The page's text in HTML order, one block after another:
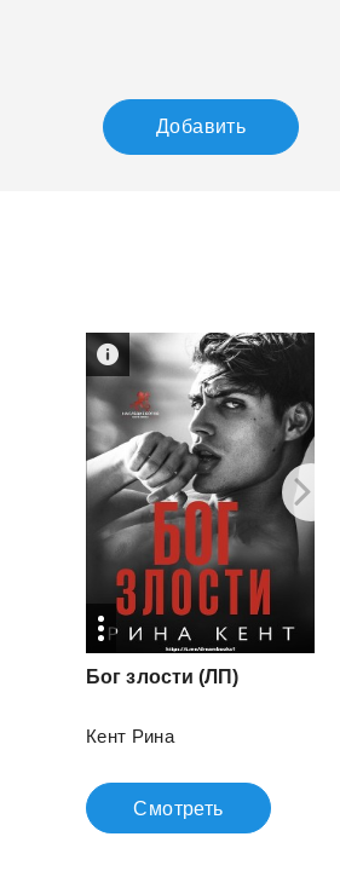
Добавить
Бог злости (ЛП)
Кент Рина
Смотреть